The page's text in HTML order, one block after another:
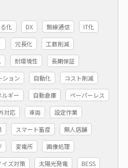
化 DX 無線通信 IT化
冗長化 工数削減
耐環境性 長期保証
ション 自動化 コスト削減
ルギー 自動倉庫 ペーパーレス
対応 車両 設定作業
スマート畜産 無人店舗
変電所 画像処理
イズ対策 太陽光発電 BESS